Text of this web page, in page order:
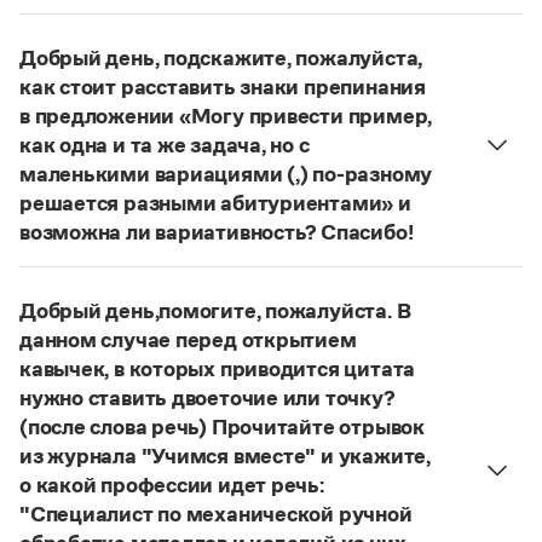
Словари русского языка как государственного
Справочники
Правила русской орфографии и пунктуации
Русский язык. Краткий теоретический курс
для школьников
Письмовник
Справочник по пунктуации
Справочник по фразеологии
Азбучные истины
Все справочники портала
Журнал
Новости и события
Словарь методических терминов
Вторая запятая нужна:несогласованное
местоимению, обособляется.
Страница ответа
Добрый день, подскажите, пожалуйста,
как стоит расставить знаки препинания
в предложении «Могу привести пример,
как одна и та же задача, но с
маленькими вариациями (,) по-разному
решается разными абитуриентами» и
возможна ли вариативность? Спасибо!
Предложение требует редактирования:Могу
разному, с маленькими вариациями, решается
разными абитуриентами;Могу привести пример,
как одна и та же задача правильно, но по-
разному, с маленькими вариациями, решается
разными абитуриентами
Страница ответа
Добрый день,помогите, пожалуйста. В
данном случае перед открытием
кавычек, в которых приводится цитата
нужно ставить двоеточие или точку?
(после слова речь) Прочитайте отрывок
из журнала "Учимся вместе" и укажите,
о какой профессии идет речь:
"Специалист по механической ручной